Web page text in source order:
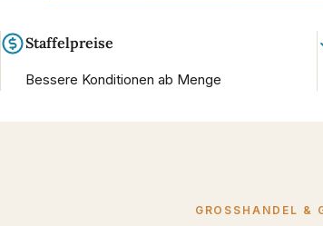
Staffelpreise
Bessere Konditionen ab Menge
GROSSHANDEL &